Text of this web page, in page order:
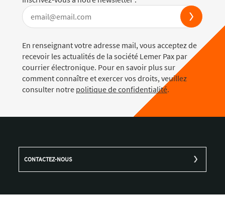
En renseignant votre adresse mail, vous acceptez de
recevoir les actualités de la société Lemer Pax par
courrier électronique. Pour en savoir plus sur
comment connaître et exercer vos droits, veuillez
consulter notre politique de confidentialité.
CONTACTEZ-NOUS